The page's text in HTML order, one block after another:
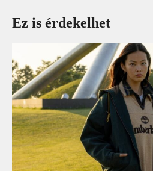
Ez is érdekelhet